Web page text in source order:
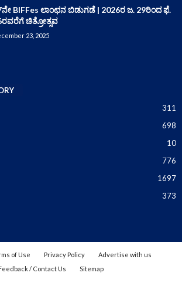
BIFFes ಲಾಂಛನ ಬಿಡುಗಡೆ | 2026ರ ಜ. 29ರಿಂದ ಫೆ.
ಚಿತ್ರೋತ್ಸವ
23, 2025
311
698
10
776
1697
373
of Use Privacy Policy
Advertise with us
/ Contact Us
Sitemap